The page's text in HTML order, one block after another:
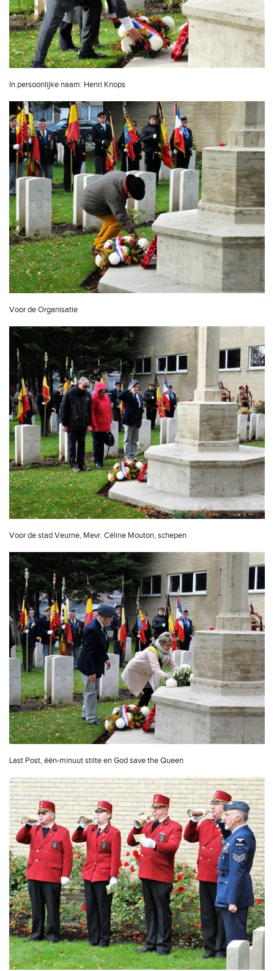
In persoonlijke naam: Henri Knops
Voor de Organisatie
Voor de stad Veurne, Mevr. Céline Mouton, schepen
Last Post, één-minuut stilte en God save the Queen